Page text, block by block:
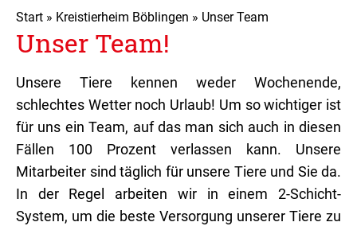
Start » Kreistierheim Böblingen » Unser Team
Unser Team!
Unsere Tiere kennen weder Wochenende,
schlechtes Wetter noch Urlaub! Um so wichtiger ist
für uns ein Team, auf das man sich auch in diesen
Fällen 100 Prozent verlassen kann. Unsere
Mitarbeiter sind täglich für unsere Tiere und Sie da.
In der Regel arbeiten wir in einem 2-Schicht-
System, um die beste Versorgung unserer Tiere zu